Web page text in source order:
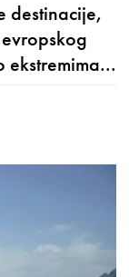
destinacije,